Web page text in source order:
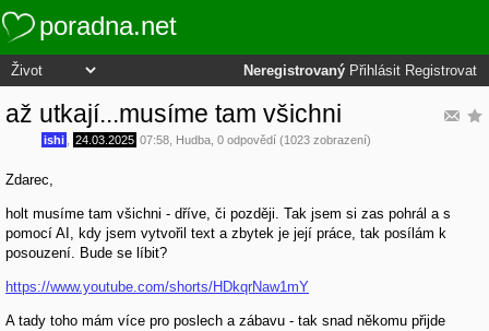
poradna.net
Neregistrovaný Přihlásit Registrovat
až utkají...musíme tam všichni
ishi 24.03.2025 07:58 Hudba , 0 odpovědí (1023 zobrazení)
Zdarec,
holt musíme tam všichni - dříve, či později. Tak jsem si zas pohrál a s
pomocí AI, kdy jsem vytvořil text a zbytek je její práce, tak posílám k
posouzení. Bude se líbit?
https://www.youtube.com/shorts/HDkqrNaw1mY
A tady toho mám více pro poslech a zábavu - tak snad někomu přijde